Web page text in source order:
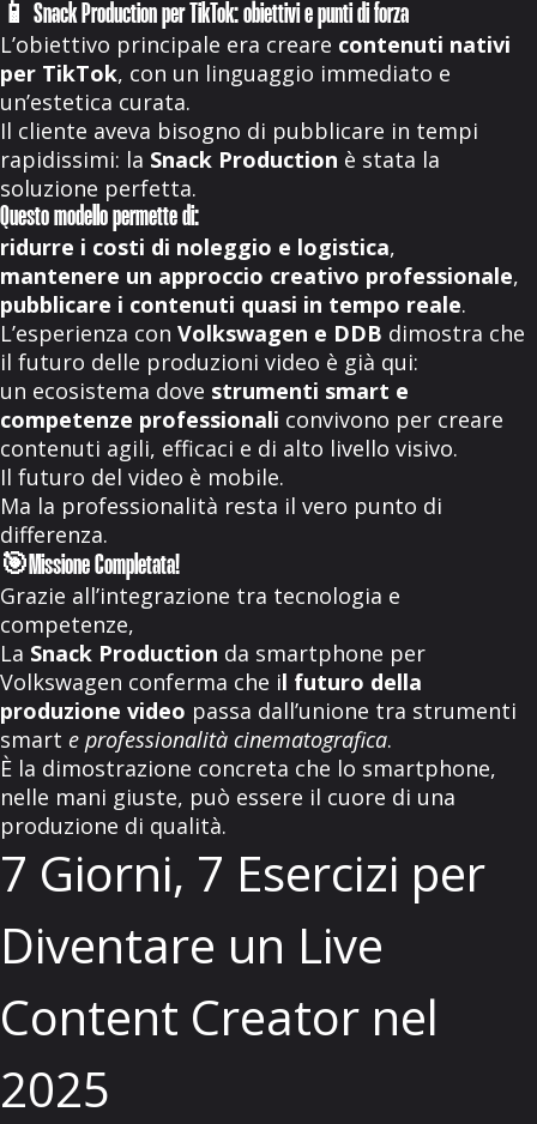
📱 Snack Production per TikTok: obiettivi e punti di forza
L’obiettivo principale era creare contenuti nativi
per TikTok, con un linguaggio immediato e
un’estetica curata.
Il cliente aveva bisogno di pubblicare in tempi
rapidissimi: la Snack Production è stata la
soluzione perfetta.
Questo modello permette di:
ridurre i costi di noleggio e logistica,
mantenere un approccio creativo professionale,
pubblicare i contenuti quasi in tempo reale.
L’esperienza con Volkswagen e DDB dimostra che
il futuro delle produzioni video è già qui:
un ecosistema dove strumenti smart e
competenze professionali convivono per creare
contenuti agili, efficaci e di alto livello visivo.
Il futuro del video è mobile.
Ma la professionalità resta il vero punto di
differenza.
🎯Missione Completata!
Grazie all’integrazione tra tecnologia e
competenze,
La Snack Production da smartphone per
Volkswagen conferma che il futuro della
produzione video passa dall’unione tra strumenti
smart e professionalità cinematografica.
È la dimostrazione concreta che lo smartphone,
nelle mani giuste, può essere il cuore di una
produzione di qualità.
7 Giorni, 7 Esercizi per
Diventare un Live
Content Creator nel
2025